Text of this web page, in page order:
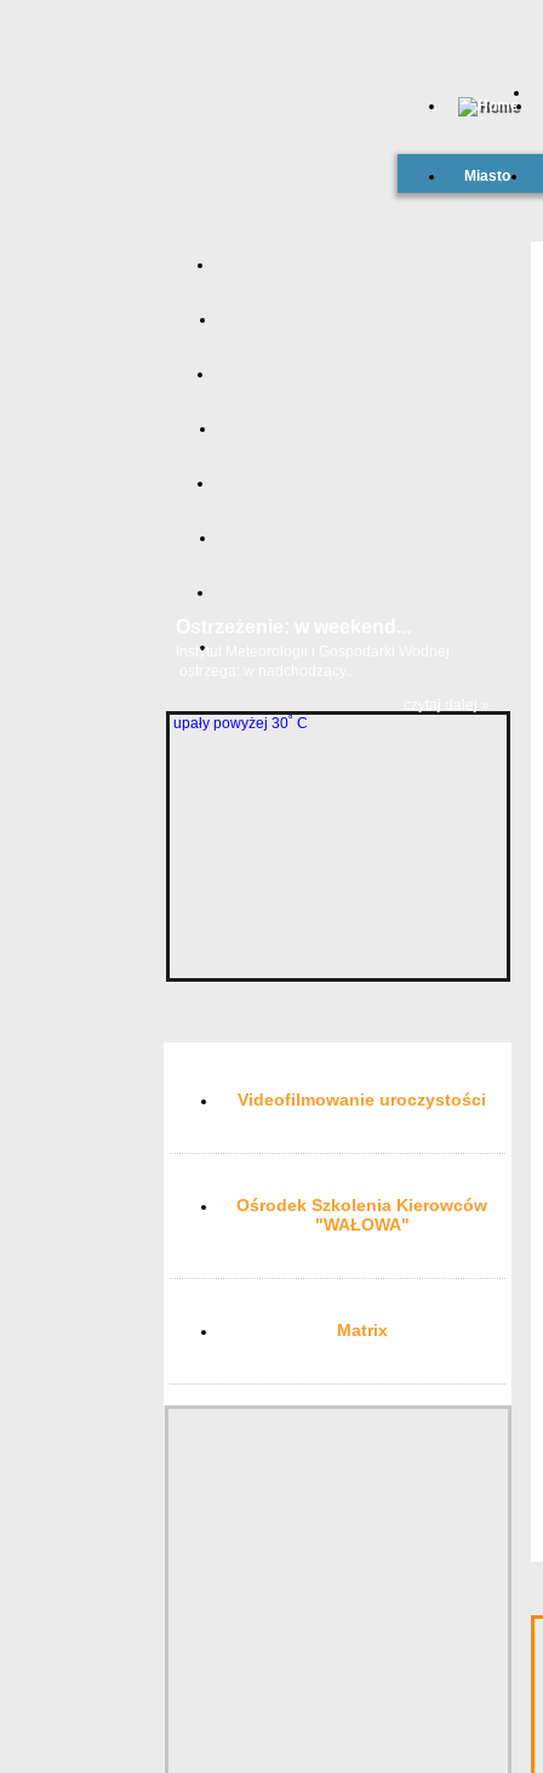
Miasto
Instytut Meteorologii i Gospodarki Wodnej
Videofilmowanie uroczystości
Ośrodek Szkolenia Kierowców
"WAŁOWA"
Matrix